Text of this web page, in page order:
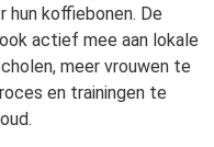
hun koffiebonen. De
actief mee aan lokale
meer vrouwen te
en trainingen te